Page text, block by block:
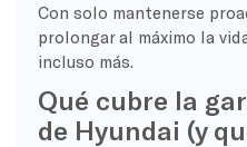
Con solo mantenerse
prolongar al máximo la
incluso más.
Qué cubre la
de Hyundai (y